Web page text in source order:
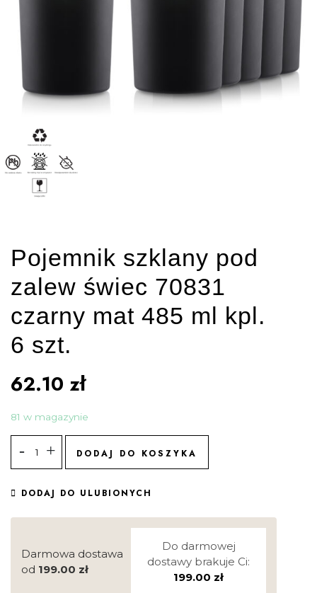
Pojemnik szklany pod
zalew świec 70831
czarny mat 485 ml kpl.
6 szt.
62.10 zł
81 w magazynie
DODAJ DO KOSZYKA
DODAJ DO ULUBIONYCH
Darmowa dostawa
od 199.00 zł
Do darmowej
dostawy brakuje Ci:
199.00 zł